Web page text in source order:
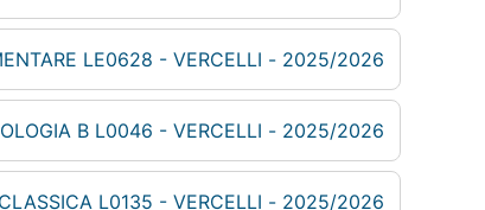
2025/2026 - ESERCITAZIONI DI GRECO ELEMENTARE LE0628 - VERCELLI
2025/2026 - ETNOLOGIA B L0046 - VERCELLI
2025/2026 - FILOLOGIA CLASSICA L0135 - VERCELLI